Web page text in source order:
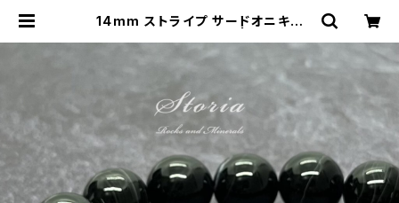
14mm ストライプ サードオニキス